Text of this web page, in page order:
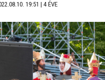
19:51 | 4 ÉVE